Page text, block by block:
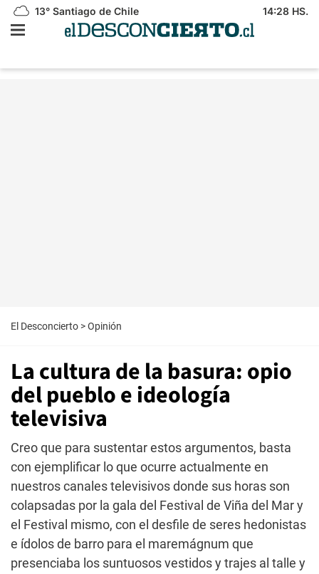
13° Santiago de Chile 14:28 HS.
El Desconcierto >Opinión
La cultura de la basura: opio
del pueblo e ideología
televisiva
Creo que para sustentar estos argumentos, basta
con ejemplificar lo que ocurre actualmente en
nuestros canales televisivos donde sus horas son
colapsadas por la gala del Festival de Viña del Mar y
el Festival mismo, con el desfile de seres hedonistas
e ídolos de barro para el maremágnum que
presenciaba los suntuosos vestidos y trajes al talle y